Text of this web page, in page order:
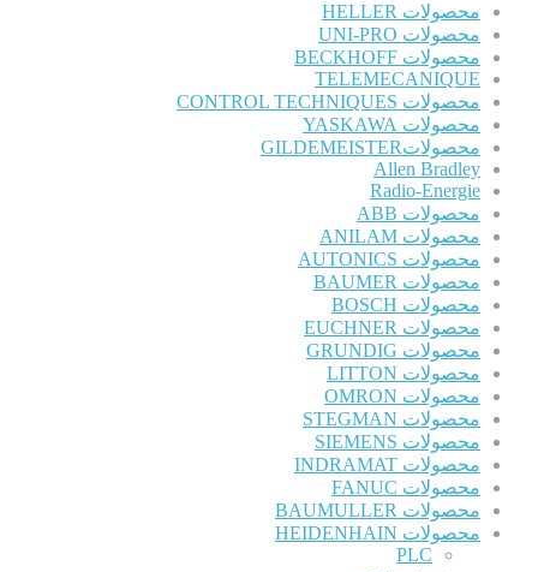
محصولات HELLER
محصولات UNI-PRO
محصولات BECKHOFF
TELEMECANIQUE
محصولات CONTROL TECHNIQUES
محصولات YASKAWA
محصولاتGILDEMEISTER
Allen Bradley
Radio-Energie
محصولات ABB
محصولات ANILAM
محصولات AUTONICS
محصولات BAUMER
محصولات BOSCH
محصولات EUCHNER
محصولات GRUNDIG
محصولات LITTON
محصولات OMRON
محصولات STEGMAN
محصولات SIEMENS
محصولات INDRAMAT
محصولات FANUC
محصولات BAUMULLER
محصولات HEIDENHAIN
PLC